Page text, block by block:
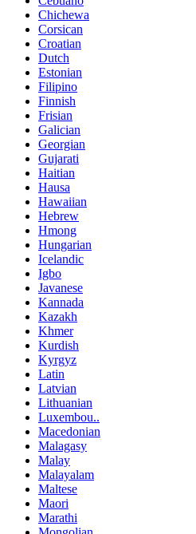
Chichewa
Corsican
Croatian
Dutch
Estonian
Filipino
Finnish
Frisian
Galician
Georgian
Gujarati
Haitian
Hausa
Hawaiian
Hebrew
Hmong
Hungarian
Icelandic
Igbo
Javanese
Kannada
Kazakh
Khmer
Kurdish
Kyrgyz
Latin
Latvian
Lithuanian
Luxembou..
Macedonian
Malagasy
Malay
Malayalam
Maltese
Maori
Marathi